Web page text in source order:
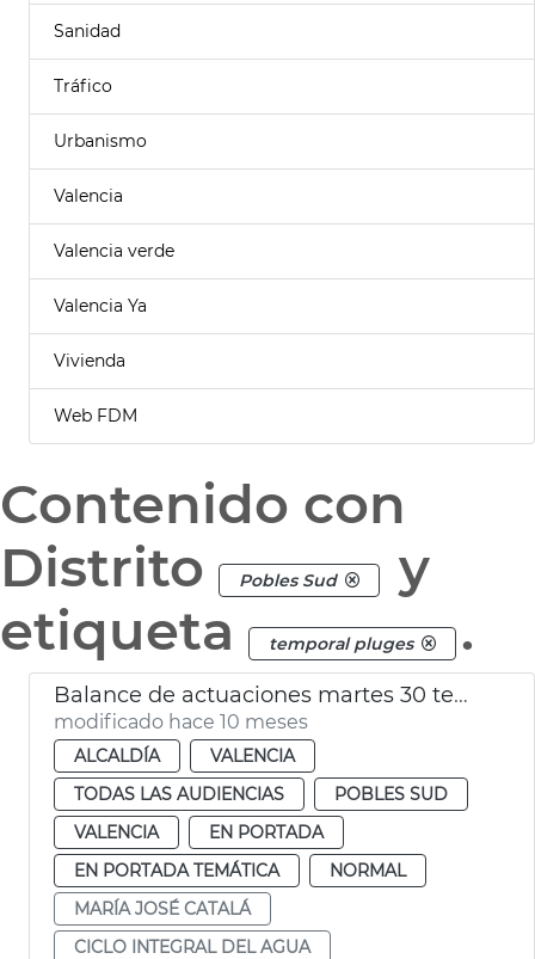
Sanidad
Tráfico
Urbanismo
Valencia
Valencia verde
Valencia Ya
Vivienda
Web FDM
Contenido con
Distrito
Pobles Sud
y
etiqueta
temporal pluges .
Balance de actuaciones martes 30 temporal lluvia
modificado hace 10 meses
ALCALDÍA
VALENCIA
TODAS LAS AUDIENCIAS
POBLES SUD
VALENCIA
EN PORTADA
EN PORTADA TEMÁTICA
NORMAL
MARÍA JOSÉ CATALÁ
CICLO INTEGRAL DEL AGUA